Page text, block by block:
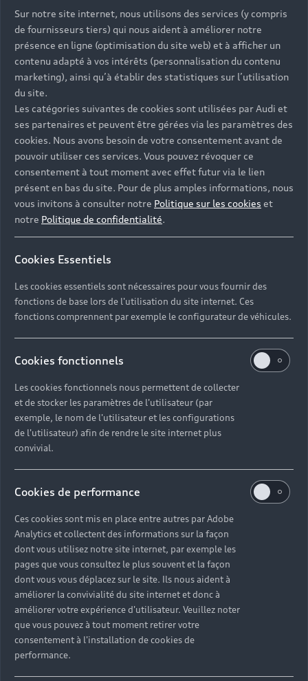
véhicules neufs :
- Jusqu'à 130 points de contrôle spécifiques à chaque
motorisation
- Garantie jusqu’à 24 mois et kilométrage illimité
- Assistance 24/7 en France et en Europe
Découvrez également toutes nos offres d’entretien
partir de 19€/mois
Les réponses à vos
questions
Découvrez les réponses à vos diverses questions
immédiatement disponibles avec Audi.
Découvrez toutes les catégories d’Audi d’occasion
Découvrez les déclinaisons sportives S et RS
Trouvez votre Partenaire Audi près de chez vous
Trouvez votre Audi d’occasion par modèle et par
ville
Sur notre site internet, nous utilisons des services (y compris
de fournisseurs tiers) qui nous aident à améliorer notre
présence en ligne (optimisation du site web) et à afficher un
contenu adapté à vos intérêts (personnalisation du contenu
marketing), ainsi qu’à établir des statistiques sur l’utilisation
du site.
Les catégories suivantes de cookies sont utilisées par Audi et
ses partenaires et peuvent être gérées via les paramètres des
cookies. Nous avons besoin de votre consentement avant de
pouvoir utiliser ces services. Vous pouvez révoquer ce
consentement à tout moment avec effet futur via le lien
présent en bas du site. Pour de plus amples informations, nous
vous invitons à consulter notre Politique sur les cookies et
notre Politique de confidentialité.
Cookies Essentiels
Les cookies essentiels sont nécessaires pour vous fournir des
fonctions de base lors de l'utilisation du site internet. Ces
fonctions comprennent par exemple le configurateur de véhicules.
Cookies fonctionnels
Les cookies fonctionnels nous permettent de collecter
et de stocker les paramètres de l'utilisateur (par
exemple, le nom de l'utilisateur et les configurations
de l'utilisateur) afin de rendre le site internet plus
convivial.
Cookies de performance
Ces cookies sont mis en place entre autres par Adobe
Analytics et collectent des informations sur la façon
dont vous utilisez notre site internet, par exemple les
pages que vous consultez le plus souvent et la façon
dont vous vous déplacez sur le site. Ils nous aident à
améliorer la convivialité du site internet et donc à
améliorer votre expérience d'utilisateur. Veuillez noter
que vous pouvez à tout moment retirer votre
consentement à l'installation de cookies de
performance.